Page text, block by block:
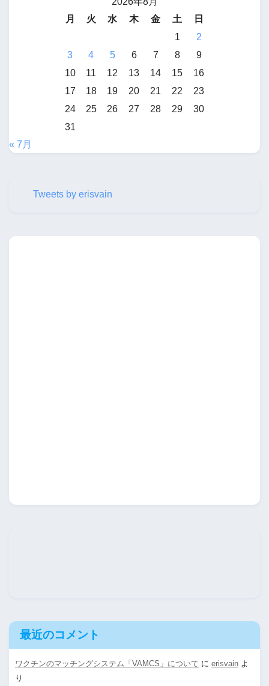
月
火 水 木 金 土
日
1
2
3
4 5 6 7 8
9
10
11 12 13 14 15
16
17
18 19 20 21 22
23
24
25 26 27 28 29
30
31
« 7月
Tweets by erisvain
最近のコメント
ワクチンのマッチングシステム「VAMCS」について に erisvain よ
り